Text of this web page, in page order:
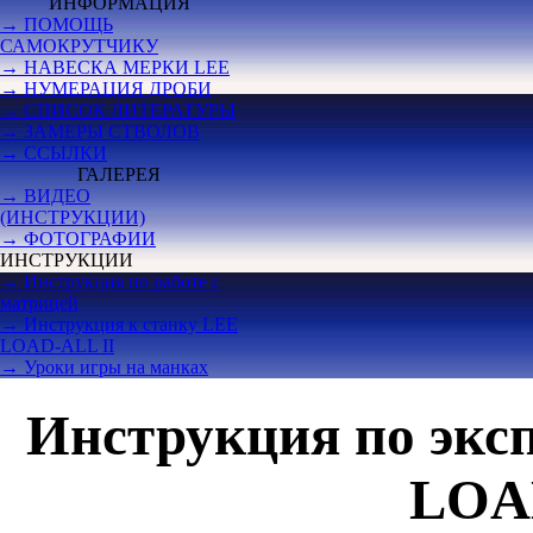
→ ПОМОЩЬ
САМОКРУТЧИКУ
→ НАВЕСКА МЕРКИ LEE
→ НУМЕРАЦИЯ ДРОБИ
→ СПИСОК ЛИТЕРАТУРЫ
→ ЗАМЕРЫ СТВОЛОВ
→ ССЫЛКИ
ГАЛЕРЕЯ
→ ВИДЕО
(ИНСТРУКЦИИ)
→ ФОТОГРАФИИ
ИНСТРУКЦИИ
→ Инструкция по работе с
матрицей
→ Инструкция к станку LEE
LOAD-ALL II
→ Уроки игры на манках
Инструкция по